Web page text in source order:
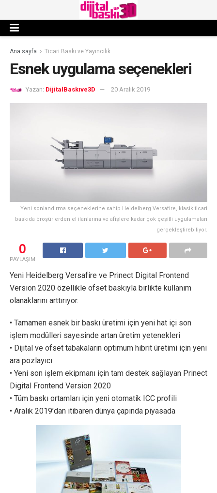
Ana sayfa Ticari Baskı ve Yayıncılık
Esnek uygulama seçenekleri
Yazan: DijitalBaskıve3D 20 Aralık 2019
Yeni sonlandırma seçeneklerine sahip Heidelberg Versafire, klasik ticari
baskıda broşürlerden el ilanlarına ve afişlere kadar çok çeşitli uygulamaları
gerçekleştirebiliyor.
0
PAYLAŞIM
Yeni Heidelberg Versafire ve Prinect Digital Frontend
Version 2020 özellikle ofset baskıyla birlikte kullanım
olanaklarını arttırıyor.
• Tamamen esnek bir baskı üretimi için yeni hat içi son
işlem modülleri sayesinde artan üretim yetenekleri
• Dijital ve ofset tabakaların optimum hibrit üretimi için yeni
ara pozlayıcı
• Yeni son işlem ekipmanı için tam destek sağlayan Prinect
Digital Frontend Version 2020
• Tüm baskı ortamları için yeni otomatik ICC profili
• Aralık 2019’dan itibaren dünya çapında piyasada